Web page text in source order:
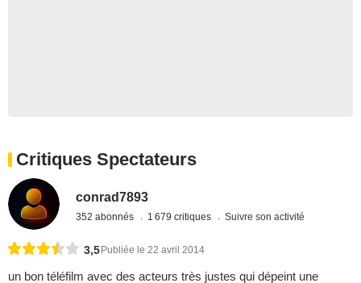
Critiques Spectateurs
conrad7893
352 abonnés 1 679 critiques Suivre son activité
3,5 Publiée le 22 avril 2014
un bon téléfilm avec des acteurs très justes qui dépeint une